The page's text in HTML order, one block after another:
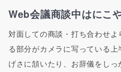
Web会議商談中はにこ
対面しての商談・打ち合わせ
る部分がカメラに写っている
げさに頷いたり、お辞儀をし